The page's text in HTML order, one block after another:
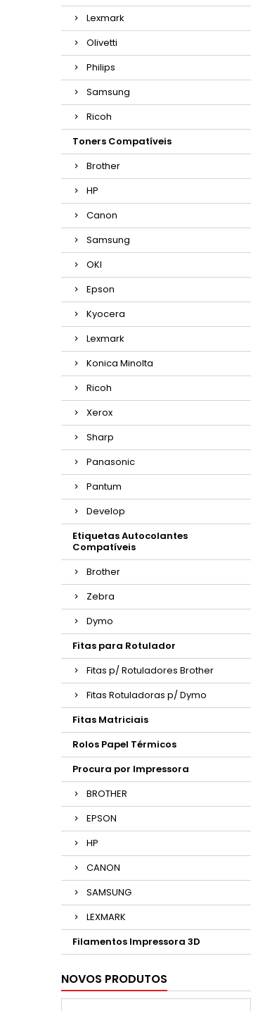
Lexmark
Olivetti
Philips
Samsung
Ricoh
Toners Compatíveis
Brother
HP
Canon
Samsung
OKI
Epson
Kyocera
Lexmark
Konica Minolta
Ricoh
Xerox
Sharp
Panasonic
Pantum
Develop
Etiquetas Autocolantes
Compatíveis
Brother
Zebra
Dymo
Fitas para Rotulador
Fitas p/ Rotuladores Brother
Fitas Rotuladoras p/ Dymo
Fitas Matriciais
Rolos Papel Térmicos
Procura por Impressora
BROTHER
EPSON
HP
CANON
SAMSUNG
LEXMARK
Filamentos Impressora 3D
NOVOS PRODUTOS